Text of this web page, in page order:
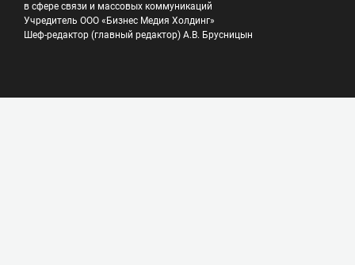
в сфере связи и массовых коммуникаций
Учредитель ООО «Бизнес Медия Холдинг»
Шеф-редактор (главный редактор) А.В. Брусницын